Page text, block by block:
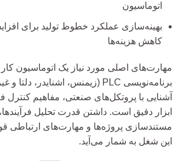
اتوماسیون
بهینه‌سازی عملکرد خطوط تولید برای
کاهش هزینه‌ها
مهارت‌های اصلی مورد نیاز یک اتوماسیون
آشنایی با پروتکل‌های صنعتی، مفاهیم کنترل
ابزار دقیق است. داشتن قدرت تحلیل فرآیندها،
مستندسازی پروژه‌ها و مهارت‌های ارتباطی
این شغل به شمار می‌آید.